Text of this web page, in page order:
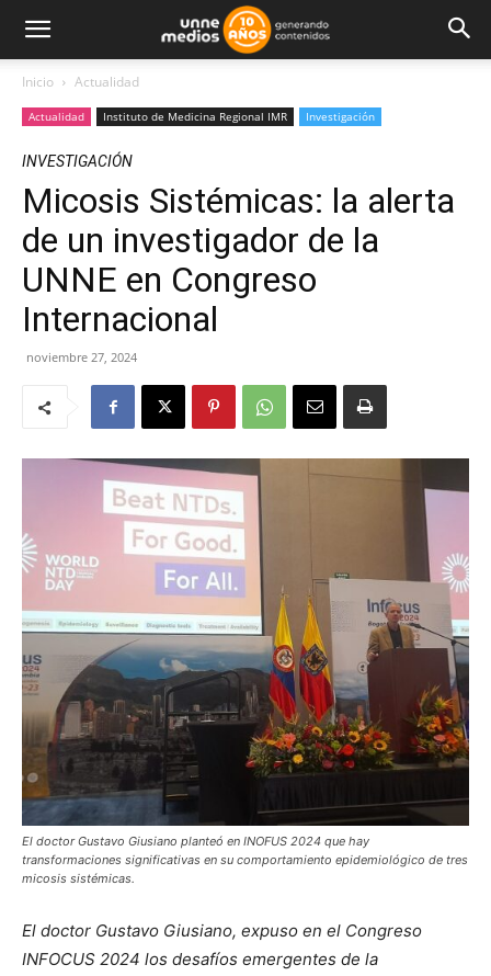
Inicio Actualidad
Actualidad Instituto de Medicina Regional IMR Investigación
INVESTIGACIÓN
Micosis Sistémicas: la alerta
de un investigador de la
UNNE en Congreso
Internacional
noviembre 27, 2024
El doctor Gustavo Giusiano planteó en INOFUS 2024 que hay
transformaciones significativas en su comportamiento epidemiológico de tres
micosis sistémicas.
El doctor Gustavo Giusiano, expuso en el Congreso
INFOCUS 2024 los desafíos emergentes de la